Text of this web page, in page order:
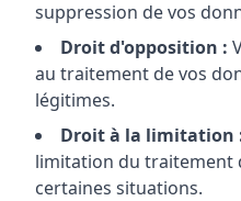
suppression de vos
Droit d'opposition :
au traitement de vos
légitimes.
Droit à la limitation
limitation du traitement
certaines situations.